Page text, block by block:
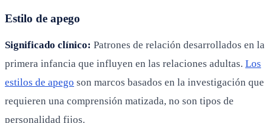
Estilo de apego
Significado clínico: Patrones de relación desarrollados en la
primera infancia que influyen en las relaciones adultas. Los
estilos de apego son marcos basados en la investigación que
requieren una comprensión matizada, no son tipos de
personalidad fijos.